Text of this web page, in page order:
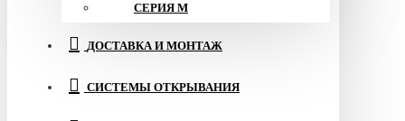
СЕРИЯ M
ДОСТАВКА И МОНТАЖ
СИСТЕМЫ ОТКРЫВАНИЯ